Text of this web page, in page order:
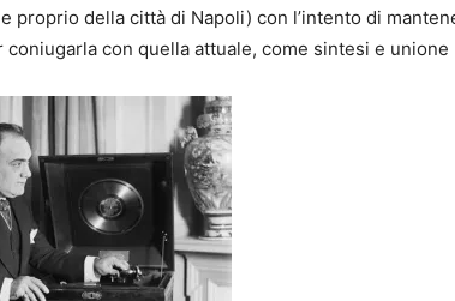
proprio della città di Napoli) con l’intento di
coniugarla con quella attuale, come sintesi e